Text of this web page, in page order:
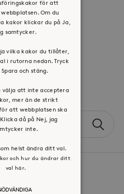
mediakontakt
Stora Sköndal
Sök
för att
Om du
kakor klickar du på Ja,
samtycker.
vilka kakor du tillåter,
i rutorna nedan. Tryck
Spara och stäng.
välja att inte acceptera
mer än de strikt
att webbplatsen ska
då på Nej, jag
inte.
helst ändra ditt val.
och hur du ändrar ditt
val här.